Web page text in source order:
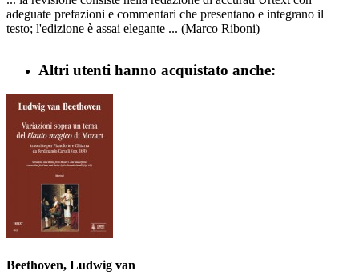
adeguate prefazioni e commentari che presentano e integrano il
testo; l'edizione è assai elegante ... (Marco Riboni)
Altri utenti hanno acquistato anche:
Beethoven, Ludwig van